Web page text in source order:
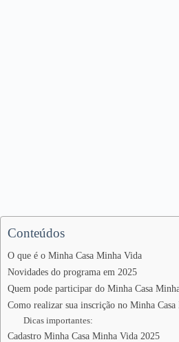
Conteúdos
O que é o Minha Casa Minha Vida
Novidades do programa em 2025
Quem pode participar do Minha Casa
Como realizar sua inscrição no Minha
Dicas importantes:
Cadastro Minha Casa Minha Vida 2025